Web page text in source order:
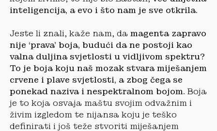
inteligencija, a evo i što nam je sve otkrila.
Jeste li znali, kaže nam, da magenta zapravo
nije ‘prava’ boja, budući da ne postoji kao
valna duljina svjetlosti u vidljivom spektru?
To je boja koju naš mozak stvara miješanjem
crvene i plave svjetlosti, a zbog čega se
ponekad naziva i nespektralnom bojom. Boja
je to koja osvaja maštu svojim odvažnim i
živim izgledom te nijansa koju je teško
definirati i još teže stvoriti miješanjem